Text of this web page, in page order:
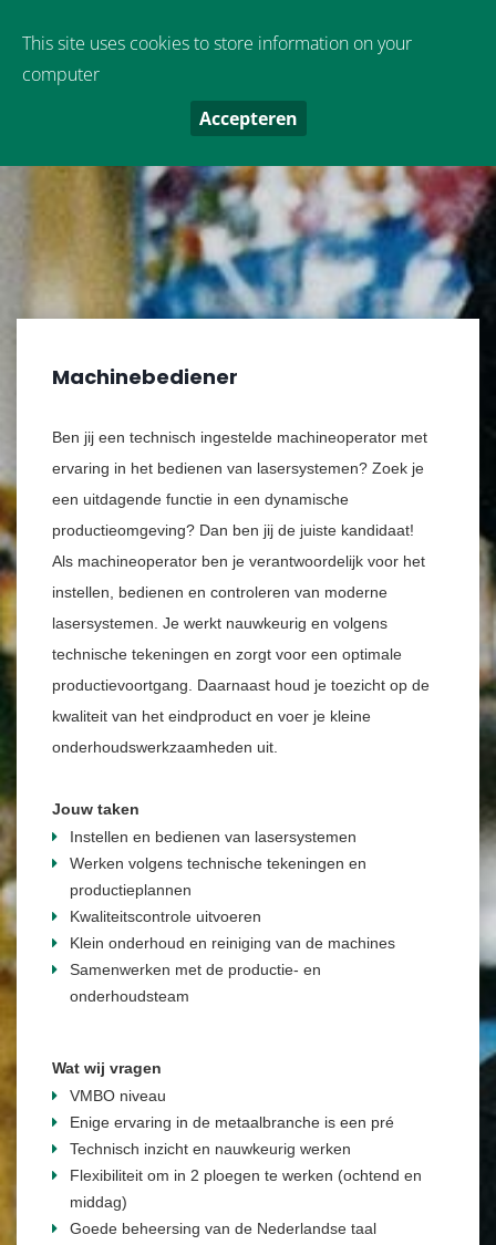
Machinebediener
Ben jij een technisch ingestelde machineoperator met
ervaring in het bedienen van lasersystemen? Zoek je
een uitdagende functie in een dynamische
productieomgeving? Dan ben jij de juiste kandidaat!
Als machineoperator ben je verantwoordelijk voor het
instellen, bedienen en controleren van moderne
lasersystemen. Je werkt nauwkeurig en volgens
technische tekeningen en zorgt voor een optimale
productievoortgang. Daarnaast houd je toezicht op de
kwaliteit van het eindproduct en voer je kleine
onderhoudswerkzaamheden uit.
Jouw taken
Instellen en bedienen van lasersystemen
Werken volgens technische tekeningen en
productieplannen
Kwaliteitscontrole uitvoeren
Klein onderhoud en reiniging van de machines
Samenwerken met de productie- en
onderhoudsteam
Wat wij vragen
VMBO niveau
Enige ervaring in de metaalbranche is een pré
Technisch inzicht en nauwkeurig werken
Flexibiliteit om in 2 ploegen te werken (ochtend en
middag)
Goede beheersing van de Nederlandse taal
This site uses cookies to store information on your
computer
Accepteren